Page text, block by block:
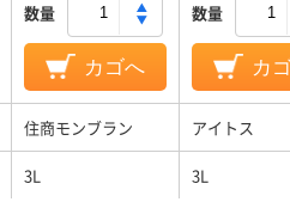
数量
カゴへ
数量
カ
住商モンブラン アイトス
3L 3L